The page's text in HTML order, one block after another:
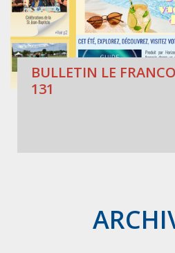
BULLETIN LE
131